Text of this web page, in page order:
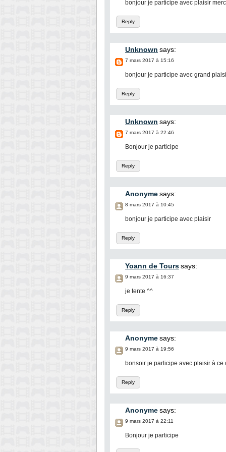
Reply
bonjour je participe avec plaisir
Unknown says:
7 mars 2017 à 15:16
Reply
bonjour je participe avec grand
Unknown says:
7 mars 2017 à 22:46
Reply
Bonjour je participe
Anonymesays:
8 mars 2017 à 10:45
Reply
bonjour je participe avec plaisir
Yoann de Tourssays:
9 mars 2017 à 16:37
Reply
je tente ^^
Anonymesays:
9 mars 2017 à 19:56
Reply
bonsoir je participe avec plaisir à ce
Anonymesays:
9 mars 2017 à 22:11
Bonjour je participe